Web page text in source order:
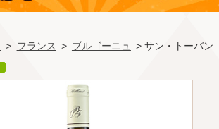
> フランス > ブルゴーニュ > サン・トーバン